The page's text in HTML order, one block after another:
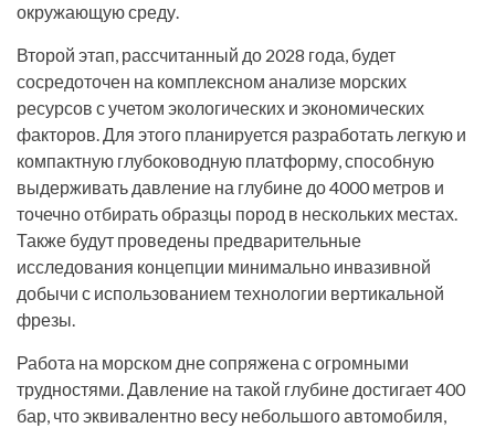
окружающую среду.
Второй этап, рассчитанный до 2028 года, будет
сосредоточен на комплексном анализе морских
ресурсов с учетом экологических и экономических
факторов. Для этого планируется разработать легкую и
компактную глубоководную платформу, способную
выдерживать давление на глубине до 4000 метров и
точечно отбирать образцы пород в нескольких местах.
Также будут проведены предварительные
исследования концепции минимально инвазивной
добычи с использованием технологии вертикальной
фрезы.
Работа на морском дне сопряжена с огромными
трудностями. Давление на такой глубине достигает 400
бар, что эквивалентно весу небольшого автомобиля,